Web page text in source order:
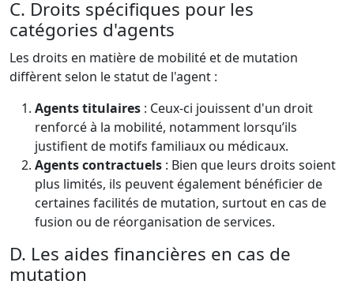
C. Droits spécifiques pour les
catégories d'agents
Les droits en matière de mobilité et de mutation
diffèrent selon le statut de l'agent :
Agents titulaires : Ceux-ci jouissent d'un droit
renforcé à la mobilité, notamment lorsqu’ils
justifient de motifs familiaux ou médicaux.
Agents contractuels : Bien que leurs droits soient
plus limités, ils peuvent également bénéficier de
certaines facilités de mutation, surtout en cas de
fusion ou de réorganisation de services.
D. Les aides financières en cas de
mutation